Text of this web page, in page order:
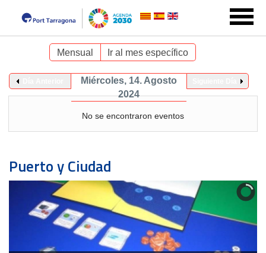
Mensual Ir al mes específico
Miércoles, 14. Agosto
2024
No se encontraron eventos
Puerto y Ciudad